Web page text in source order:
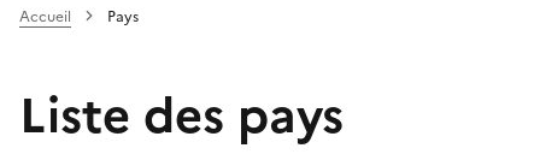
Accueil Pays
Liste des pays